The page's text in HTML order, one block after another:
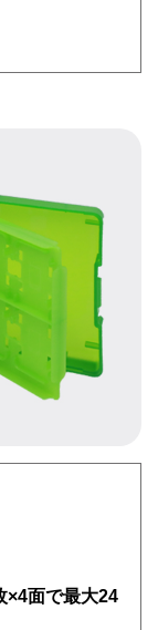
×4面で最大24